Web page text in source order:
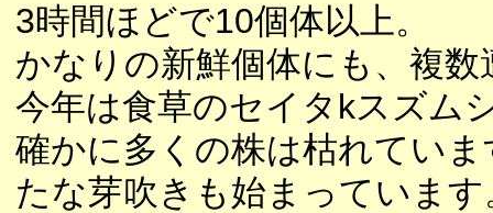
3時間ほどで10個体以上。
かなりの新鮮個体にも、複
今年は食草のセイタkスズム
確かに多くの株は枯れてい
たな芽吹きも始まっています